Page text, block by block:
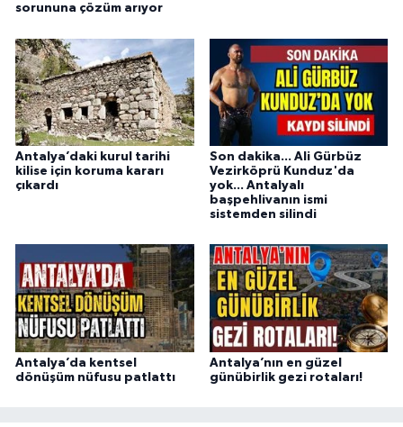
sorununa çözüm arıyor
Antalya’daki kurul tarihi
kilise için koruma kararı
çıkardı
Son dakika... Ali Gürbüz
Vezirköprü Kunduz'da
yok... Antalyalı
başpehlivanın ismi
sistemden silindi
Antalya’da kentsel
dönüşüm nüfusu patlattı
Antalya’nın en güzel
günübirlik gezi rotaları!